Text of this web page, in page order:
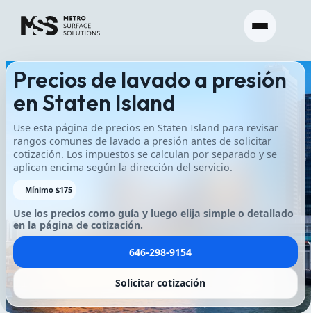
Precios de lavado a presión
en Staten Island
Use esta página de precios en Staten Island para revisar
rangos comunes de lavado a presión antes de solicitar
cotización. Los impuestos se calculan por separado y se
aplican encima según la dirección del servicio.
Mínimo $175
Use los precios como guía y luego elija simple o detallado
en la página de cotización.
646-298-9154
Solicitar cotización